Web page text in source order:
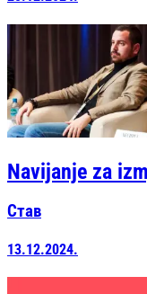
Navijanje za
Став
13.12.2024.